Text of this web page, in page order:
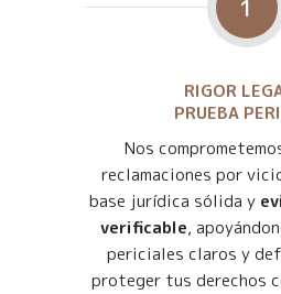
1
RIGOR
PRUEBA
Nos
reclamaciones por
base jurídica sólida y
verificable,
periciales claros y
proteger tus derechos